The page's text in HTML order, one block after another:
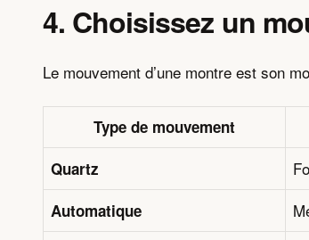
4. Choisissez un
Le mouvement d’une montre est son
Type de mouvement
Quartz
Automatique